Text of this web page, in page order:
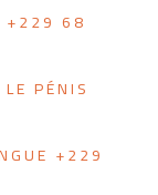
+229 68
PÉNIS
+229